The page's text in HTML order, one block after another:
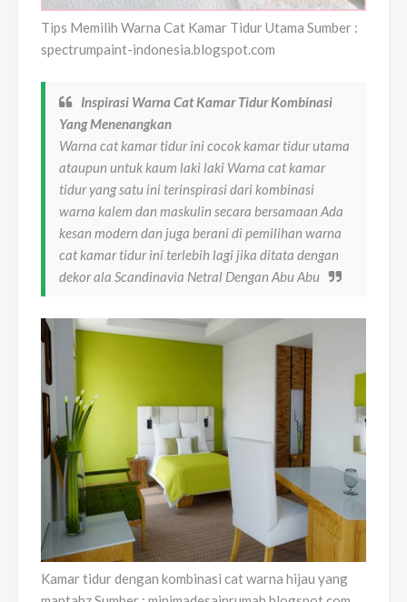
Tips Memilih Warna Cat Kamar Tidur Utama Sumber :
spectrumpaint-indonesia.blogspot.com
Inspirasi Warna Cat Kamar Tidur Kombinasi
Yang Menenangkan
Warna cat kamar tidur ini cocok kamar tidur utama
ataupun untuk kaum laki laki Warna cat kamar
tidur yang satu ini terinspirasi dari kombinasi
warna kalem dan maskulin secara bersamaan Ada
kesan modern dan juga berani di pemilihan warna
cat kamar tidur ini terlebih lagi jika ditata dengan
dekor ala Scandinavia Netral Dengan Abu Abu
Kamar tidur dengan kombinasi cat warna hijau yang